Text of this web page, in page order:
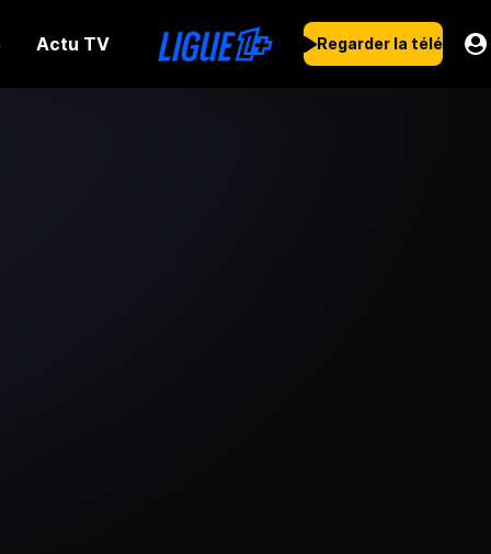
Actu TV Regarder la télé